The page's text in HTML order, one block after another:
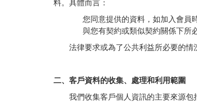
料。具體而言：
您同意提供的資料，如加入會員
與您有契約或類似契約關係下所
法律要求或為了公共利益所必要的情
二、客戶資料的收集、處理和利用範圍
我們收集客戶個人資訊的主要來源包